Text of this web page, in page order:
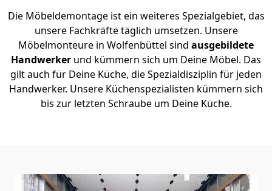
Die Möbeldemontage ist ein weiteres Spezialgebiet, das
unsere Fachkräfte täglich umsetzen. Unsere
Möbelmonteure in Wolfenbüttel sind ausgebildete
Handwerker und kümmern sich um Deine Möbel. Das
gilt auch für Deine Küche, die Spezialdisziplin für jeden
Handwerker. Unsere Küchenspezialisten kümmern sich
bis zur letzten Schraube um Deine Küche.